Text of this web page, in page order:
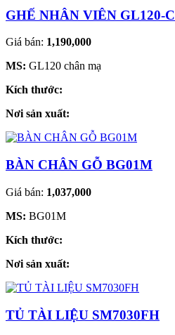
GHẾ NHÂN VIÊN GL120-
Giá bán: 1,190,000
MS: GL120 chân mạ
Kích thước:
Nơi sản xuất:
BÀN CHÂN GỖ BG01M
Giá bán: 1,037,000
MS: BG01M
Kích thước:
Nơi sản xuất:
TỦ TÀI LIỆU SM7030FH